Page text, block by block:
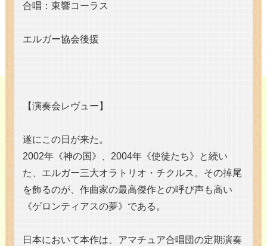
合唱：東響コーラス
エルガー協会後援
【演奏会レヴュー】
遂にこの日が来た。
2002年《神の国》、2004年《使徒たち》と続い
た、エルガー三大オラトリオ・チクルス。その掉尾
を飾るのが、作曲家の最高傑作との呼び声も高い
《ゲロンティアスの夢》である。
日本において本作は、アマチュア合唱団の定期演奏